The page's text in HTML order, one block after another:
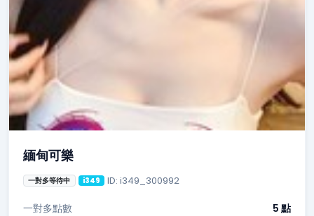
緬甸可樂
一對多等待中 i349 ID: i349_300992
一對多點數
5 點